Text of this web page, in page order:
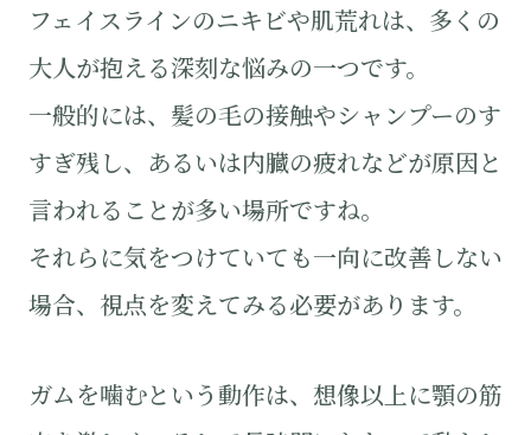
フェイスラインのニキビや肌荒れは、多くの
大人が抱える深刻な悩みの一つです。
一般的には、髪の毛の接触やシャンプーのす
すぎ残し、あるいは内臓の疲れなどが原因と
言われることが多い場所ですね。
それらに気をつけていても一向に改善しない
場合、視点を変えてみる必要があります。
ガムを噛むという動作は、想像以上に顎の筋